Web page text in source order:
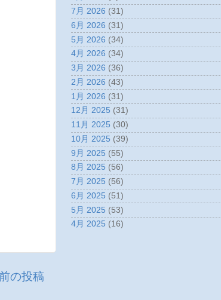
の投稿
7月 2026 (31)
6月 2026 (31)
5月 2026 (34)
4月 2026 (34)
3月 2026 (36)
2月 2026 (43)
1月 2026 (31)
12月 2025 (31)
11月 2025 (30)
10月 2025 (39)
9月 2025 (55)
8月 2025 (56)
7月 2025 (56)
6月 2025 (51)
5月 2025 (53)
4月 2025 (16)